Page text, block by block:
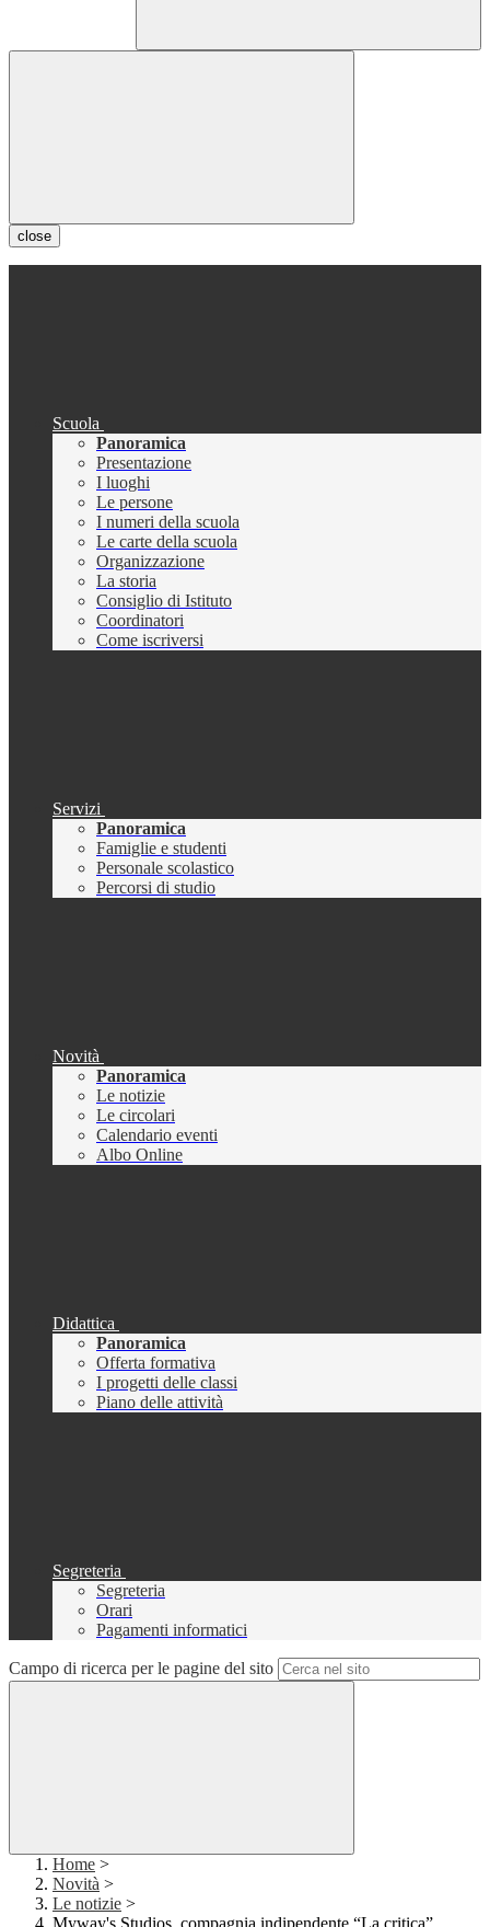
close
Scuola
Panoramica
Presentazione
I luoghi
Le persone
I numeri della scuola
Le carte della scuola
Organizzazione
La storia
Consiglio di Istituto
Coordinatori
Come iscriversi
Servizi
Panoramica
Famiglie e studenti
Personale scolastico
Percorsi di studio
Novità
Panoramica
Le notizie
Le circolari
Calendario eventi
Albo Online
Didattica
Panoramica
Offerta formativa
I progetti delle classi
Piano delle attività
Segreteria
Segreteria
Orari
Pagamenti informatici
Campo di ricerca per le pagine del sito
Home >
Novità >
Le notizie >